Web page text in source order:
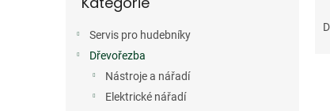
Servis pro hudebníky
Dřevořezba
Nástroje a nářadí
Elektrické nářadí
a